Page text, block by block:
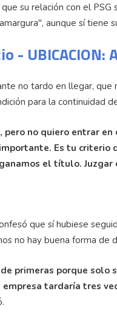
su relación con el
aunque sí tiene
- UBICACION:
no tardo en llegar,
para la continuidad
pero no quiero entrar
Es tu criterio
el título.
que sí hubiese
no hay buena forma de
primeras porque solo
tardaría tres